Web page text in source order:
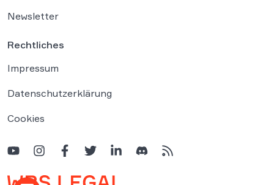
Newsletter
Rechtliches
Impressum
Datenschutzerklärung
Cookies